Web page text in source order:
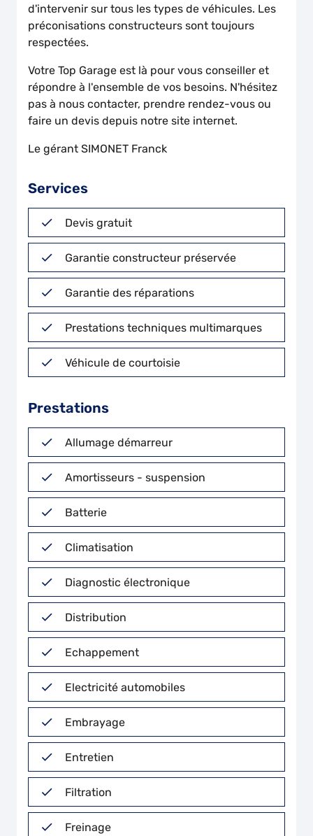
d'intervenir sur tous les types de véhicules. Les
préconisations constructeurs sont toujours
respectées.
Votre Top Garage est là pour vous conseiller et
répondre à l'ensemble de vos besoins. N'hésitez
pas à nous contacter, prendre rendez-vous ou
faire un devis depuis notre site internet.
Le gérant SIMONET Franck
Services
Devis gratuit
Garantie constructeur préservée
Garantie des réparations
Prestations techniques multimarques
Véhicule de courtoisie
Prestations
Allumage démarreur
Amortisseurs - suspension
Batterie
Climatisation
Diagnostic électronique
Distribution
Echappement
Electricité automobiles
Embrayage
Entretien
Filtration
Freinage